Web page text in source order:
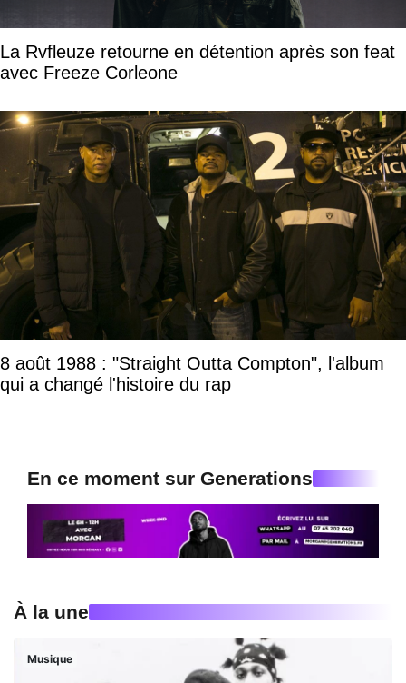
La Rvfleuze retourne en détention après son feat
avec Freeze Corleone
8 août 1988 : "Straight Outta Compton", l'album
qui a changé l'histoire du rap
En ce moment sur Generations
À la une
Musique